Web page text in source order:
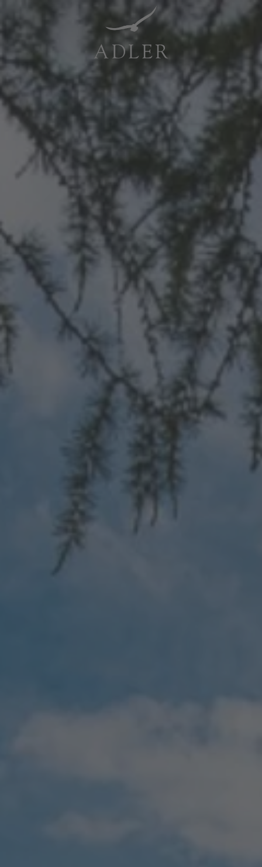
Resorts & Retreats